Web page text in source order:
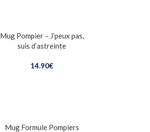
Mug Pompier – J’peux pas,
suis d’astreinte
14.90€
Mug Formule Pompiers